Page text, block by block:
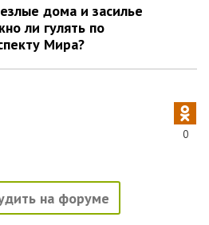
дома и засилье
ли гулять по
Мира?
0
на форуме